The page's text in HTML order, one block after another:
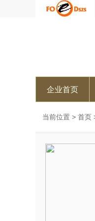
企业首页
当前位置 > 首页